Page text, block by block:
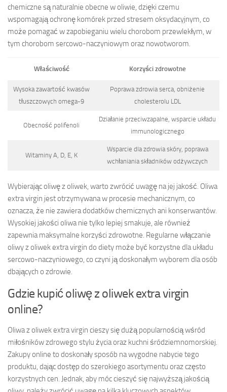
chemiczne są naturalnie obecne w oliwie, dzięki czemu
wspomagają ochronę komórek przed stresem oksydacyjnym, co
może pomagać w zapobieganiu wielu chorobom przewlekłym, w
tym chorobom sercowo-naczyniowym oraz nowotworom.
Właściwość Korzyści zdrowotne
Wysoka zawartość kwasów
tłuszczowych omega-9
Poprawa zdrowia serca, obniżenie
cholesterolu LDL
Obecność polifenoli
Działanie przeciwzapalne, wsparcie układu
immunologicznego
Witaminy A, D, E, K
Wsparcie dla zdrowia skóry, poprawa
wchłaniania składników odżywczych
Wybierając oliwę z oliwek, warto zwrócić uwagę na jej jakość. Oliwa
extra virgin jest otrzymywana w procesie mechanicznym, co
oznacza, że nie zawiera dodatków chemicznych ani konserwantów.
Wysokiej jakości oliwa nie tylko lepiej smakuje, ale również
zapewnia maksymalne korzyści zdrowotne. Regularne włączanie
oliwy z oliwek extra virgin do diety może być korzystne dla układu
sercowo-naczyniowego, co czyni ją doskonałym wyborem dla osób
dbających o zdrowie.
Gdzie kupić oliwę z oliwek extra virgin
online?
Oliwa z oliwek extra virgin cieszy się dużą popularnością wśród
miłośników zdrowego stylu życia oraz kuchni śródziemnomorskiej.
Zakupy online to doskonały sposób na wygodne nabycie tego
produktu, dając dostęp do szerokiego asortymentu oraz często
korzystnych cen. Jednak, aby móc cieszyć się najwyższą jakością